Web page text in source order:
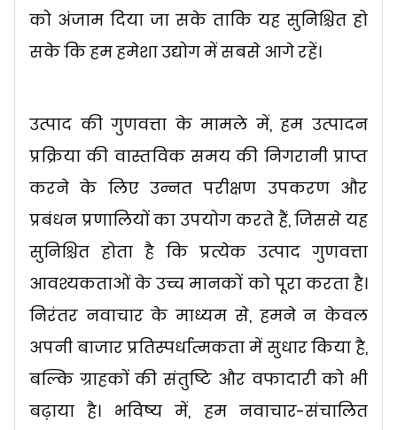
को अंजाम दिया जा सके ताकि यह सुनिश्चित हो
सके कि हम हमेशा उद्योग में सबसे आगे रहें।
उत्पाद की गुणवत्ता के मामले में, हम उत्पादन
प्रक्रिया की वास्तविक समय की निगरानी प्राप्त
करने के लिए उन्नत परीक्षण उपकरण और
प्रबंधन प्रणालियों का उपयोग करते हैं, जिससे यह
सुनिश्चित होता है कि प्रत्येक उत्पाद गुणवत्ता
आवश्यकताओं के उच्च मानकों को पूरा करता है।
निरंतर नवाचार के माध्यम से, हमने न केवल
अपनी बाजार प्रतिस्पर्धात्मकता में सुधार किया है,
बल्कि ग्राहकों की संतुष्टि और वफादारी को भी
बढ़ाया है। भविष्य में, हम नवाचार-संचालित